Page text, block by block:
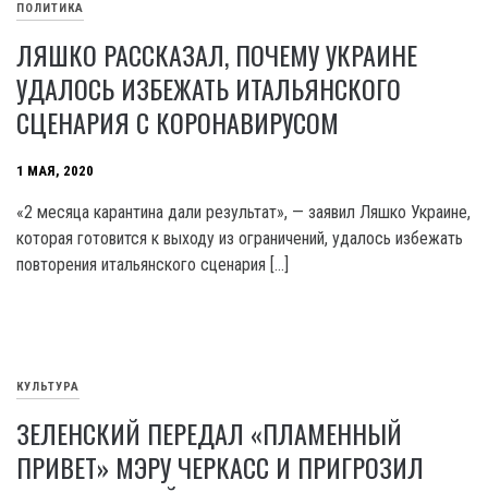
ПОЛИТИКА
ЛЯШКО РАССКАЗАЛ, ПОЧЕМУ УКРАИНЕ
УДАЛОСЬ ИЗБЕЖАТЬ ИТАЛЬЯНСКОГО
СЦЕНАРИЯ С КОРОНАВИРУСОМ
1 МАЯ, 2020
«2 месяца карантина дали результат», — заявил Ляшко Украине,
которая готовится к выходу из ограничений, удалось избежать
повторения итальянского сценария […]
КУЛЬТУРА
ЗЕЛЕНСКИЙ ПЕРЕДАЛ «ПЛАМЕННЫЙ
ПРИВЕТ» МЭРУ ЧЕРКАСС И ПРИГРОЗИЛ